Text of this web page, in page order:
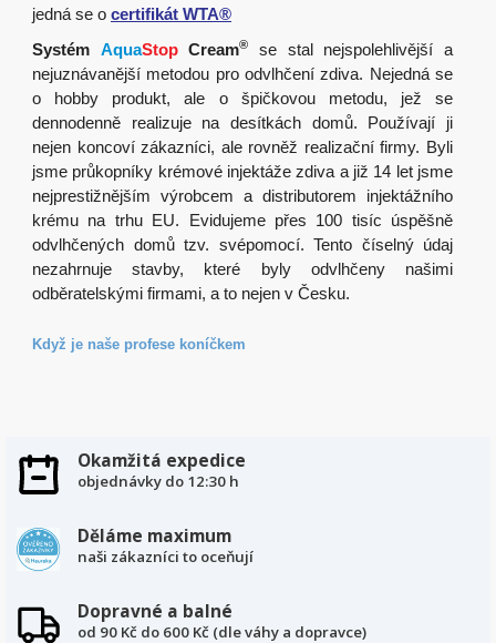
jedná se o certifikát WTA®
Systém AquaStopCream®
se stal nejspolehlivější a
nejuznávanější metodou pro odvlhčení zdiva. Nejedná se
o hobby produkt, ale o špičkovou metodu, jež se
dennodenně realizuje na desítkách domů. Používají ji
nejen koncoví zákazníci, ale rovněž realizační firmy. Byli
jsme průkopníky krémové injektáže zdiva a již 14 let jsme
nejprestižnějším výrobcem a distributorem injektážního
krému na trhu EU. Evidujeme přes 100 tisíc úspěšně
odvlhčených domů tzv. svépomocí. Tento číselný údaj
nezahrnuje stavby, které byly odvlhčeny našimi
odběratelskými firmami, a to nejen v Česku.
Když je naše profese koníčkem
Okamžitá expedice
objednávky do 12:30 h
Děláme maximum
naši zákazníci to oceňují
Dopravné a balné
od 90 Kč do 600 Kč (dle váhy a dopravce)